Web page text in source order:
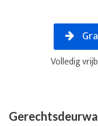
Volledig